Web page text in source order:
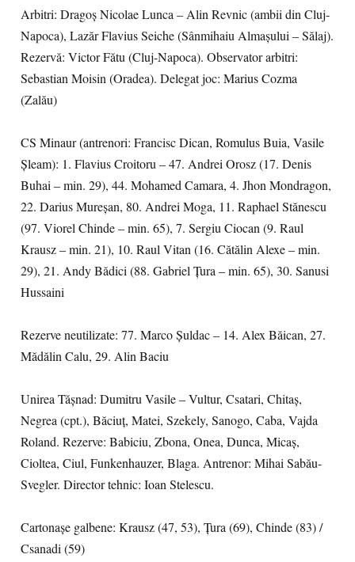
Arbitri: Dragoș Nicolae Lunca – Alin Revnic (ambii din Cluj-
Napoca), Lazăr Flavius Seiche (Sânmihaiu Almașului – Sălaj).
Rezervă: Victor Fătu (Cluj-Napoca). Observator arbitri:
Sebastian Moisin (Oradea). Delegat joc: Marius Cozma
(Zalău)
CS Minaur (antrenori: Francisc Dican, Romulus Buia, Vasile
Șleam): 1. Flavius Croitoru – 47. Andrei Orosz (17. Denis
Buhai – min. 29), 44. Mohamed Camara, 4. Jhon Mondragon,
22. Darius Mureșan, 80. Andrei Moga, 11. Raphael Stănescu
(97. Viorel Chinde – min. 65), 7. Sergiu Ciocan (9. Raul
Krausz – min. 21), 10. Raul Vitan (16. Cătălin Alexe – min.
29), 21. Andy Bădici (88. Gabriel Țura – min. 65), 30. Sanusi
Hussaini
Rezerve neutilizate: 77. Marco Șuldac – 14. Alex Băican, 27.
Mădălin Calu, 29. Alin Baciu
Unirea Tășnad: Dumitru Vasile – Vultur, Csatari, Chitaș,
Negrea (cpt.), Băciuț, Matei, Szekely, Sanogo, Caba, Vajda
Roland. Rezerve: Babiciu, Zbona, Onea, Dunca, Micaș,
Cioltea, Ciul, Funkenhauzer, Blaga. Antrenor: Mihai Sabău-
Svegler. Director tehnic: Ioan Stelescu.
Cartonașe galbene: Krausz (47, 53), Țura (69), Chinde (83) /
Csanadi (59)